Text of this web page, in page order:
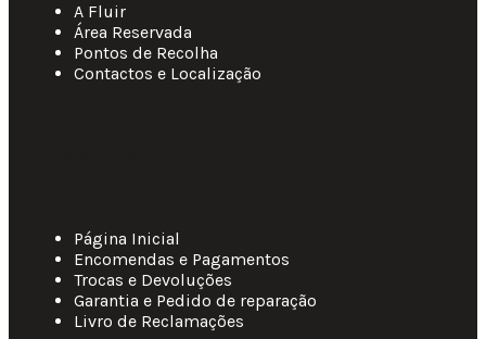
A Fluir
Área Reservada
Pontos de Recolha
Contactos e Localização
Página Inicial
Encomendas e Pagamentos
Trocas e Devoluções
Garantia e Pedido de reparação
Livro de Reclamações